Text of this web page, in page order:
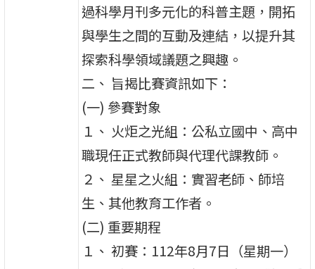
過科學月刊多元化的科普主題，開拓
與學生之間的互動及連結，以提升其
探索科學領域議題之興趣。
二、 旨揭比賽資訊如下：
(一) 參賽對象
１、 火炬之光組：公私立國中、高中
職現任正式教師與代理代課教師。
２、 星星之火組：實習老師、師培
生、其他教育工作者。
(二) 重要期程
１、 初賽：112年8月7日（星期一）